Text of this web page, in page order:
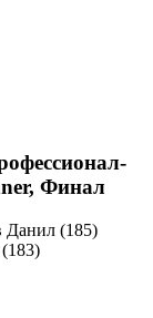
Финал
Данил (185)